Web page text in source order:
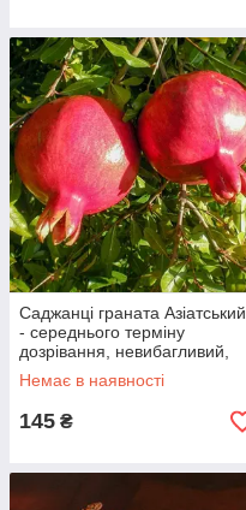
Саджанці граната Азіатський
- середнього терміну
дозрівання, невибагливий,
зимостійкий
Немає в наявності
145 ₴